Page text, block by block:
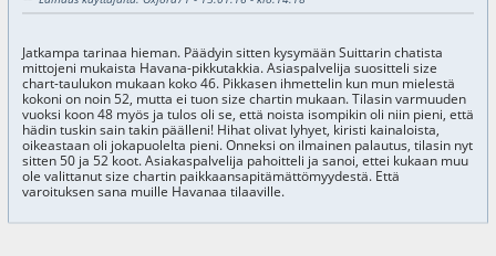
Jatkampa tarinaa hieman. Päädyin sitten kysymään Suittarin chatista
mittojeni mukaista Havana-pikkutakkia. Asiaspalvelija suositteli size
chart-taulukon mukaan koko 46. Pikkasen ihmettelin kun mun mielestä
kokoni on noin 52, mutta ei tuon size chartin mukaan. Tilasin varmuuden
vuoksi koon 48 myös ja tulos oli se, että noista isompikin oli niin pieni, että
hädin tuskin sain takin päälleni! Hihat olivat lyhyet, kiristi kainaloista,
oikeastaan oli jokapuolelta pieni. Onneksi on ilmainen palautus, tilasin nyt
sitten 50 ja 52 koot. Asiakaspalvelija pahoitteli ja sanoi, ettei kukaan muu
ole valittanut size chartin paikkaansapitämättömyydestä. Että
varoituksen sana muille Havanaa tilaaville.